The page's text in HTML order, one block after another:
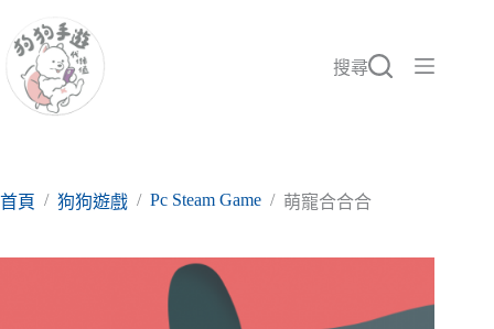
至
要
搜尋
首頁 / 狗狗遊戲 / Pc Steam Game / 萌寵合合合